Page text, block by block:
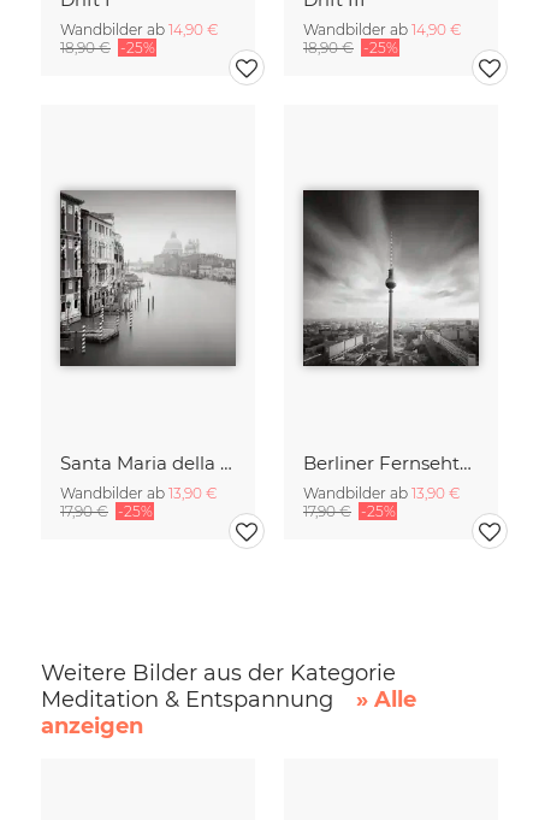
Wandbilder ab 14,90 €
18,90 € -25%
Wandbilder ab 14,90 €
18,90 € -25%
Santa Maria della Salute
Wandbilder ab 13,90 €
17,90 € -25%
Berliner Fernsehturm
Wandbilder ab 13,90 €
17,90 € -25%
Weitere Bilder aus der Kategorie
Meditation & Entspannung
» Alle
anzeigen